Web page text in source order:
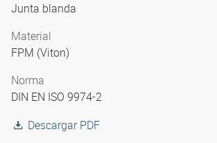
Junta blanda
Material
FPM (Viton)
Norma
DIN EN ISO 9974-2
Descargar PDF